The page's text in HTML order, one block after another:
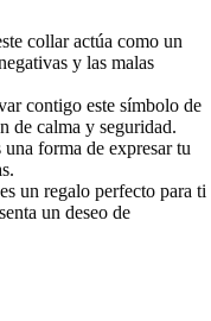
collar actúa como un
y las malas
contigo este símbolo de
de calma y seguridad.
una forma de expresar tu
un regalo perfecto para ti
un deseo de